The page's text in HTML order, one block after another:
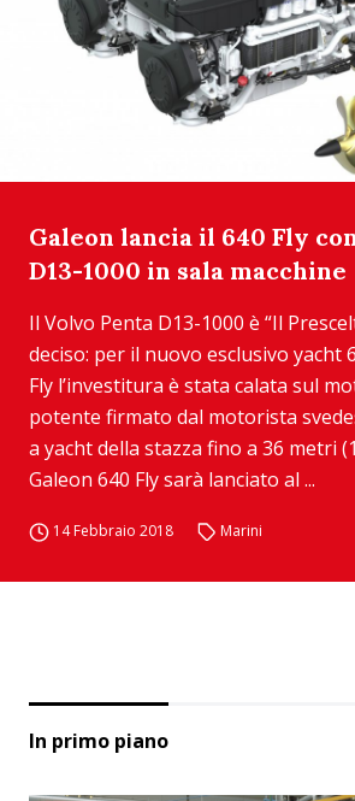
Galeon lancia il 640 Fly
D13-1000 in sala macchine
Il Volvo Penta D13-1000 è “Il
deciso: per il nuovo esclusivo yacht
Fly l’investitura è stata calata sul
potente firmato dal motorista
a yacht della stazza fino a 36 metri
Galeon 640 Fly sarà lanciato al ...
14 Febbraio 2018 Marini
In primo piano